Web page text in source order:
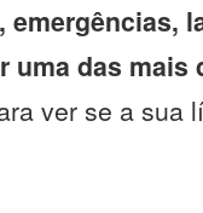
uma das mais
ver se a sua